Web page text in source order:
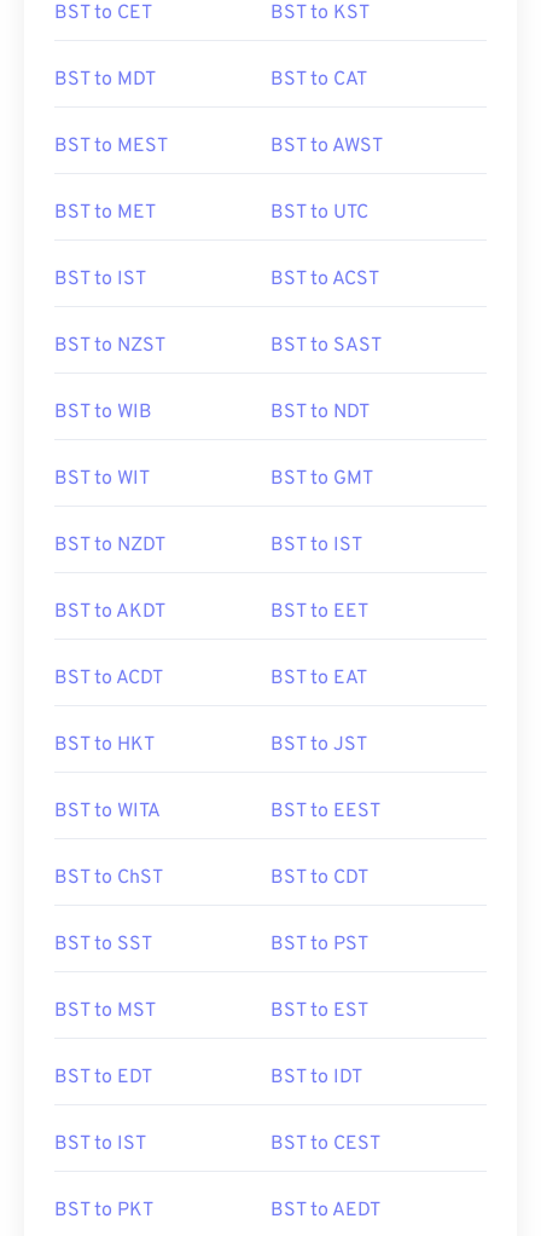
BST to CET BST to KST
BST to MDT BST to CAT
BST to MEST BST to AWST
BST to MET BST to UTC
BST to IST BST to ACST
BST to NZST BST to SAST
BST to WIB BST to NDT
BST to WIT BST to GMT
BST to NZDT BST to IST
BST to AKDT BST to EET
BST to ACDT BST to EAT
BST to HKT BST to JST
BST to WITA BST to EEST
BST to ChST BST to CDT
BST to SST BST to PST
BST to MST BST to EST
BST to EDT BST to IDT
BST to IST BST to CEST
BST to PKT BST to AEDT